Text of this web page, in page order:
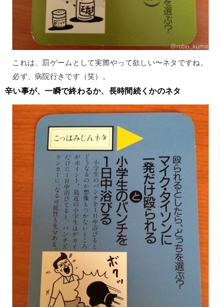
これは、罰ゲームとして実際やって欲しい〜ネタですね。
必ず、病院行きです（笑）。
辛い事が、一瞬で終わるか、長時間続くかのネタ